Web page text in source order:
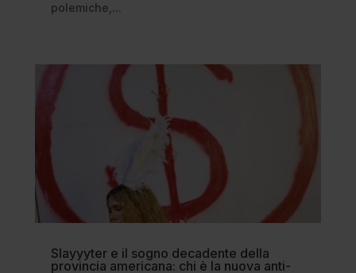
polemiche,...
Slayyyter e il sogno decadente della
provincia americana: chi è la nuova anti-